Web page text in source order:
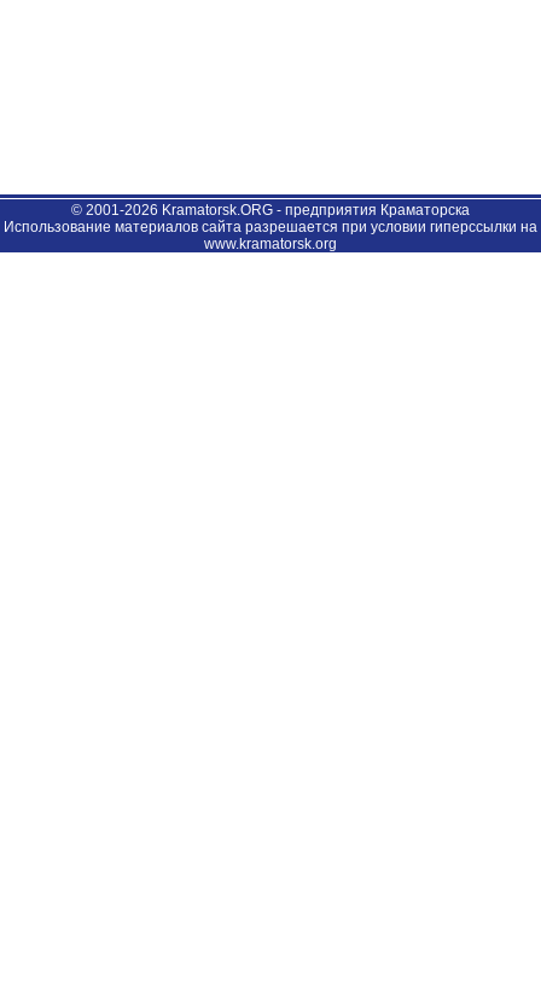
© 2001-2026 Kramatorsk.ORG - предприятия Краматорска
Использование материалов сайта разрешается при условии гиперссылки на
www.kramatorsk.org